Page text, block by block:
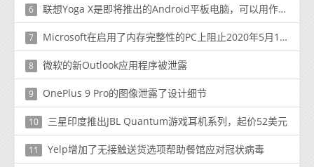
6 联想Yoga X是即将推出的Android平板电脑，可以用作辅助显示器
7 Microsoft在启用了内存完整性的PC上阻止2020年5月10日Windows Update
8 微软的新Outlook应用程序被泄露
9 OnePlus 9 Pro的图像泄露了设计细节
10 三星印度推出JBL Quantum游戏耳机系列，起价52美元
11 Yelp增加了无接触送货选项帮助餐馆应对冠状病毒